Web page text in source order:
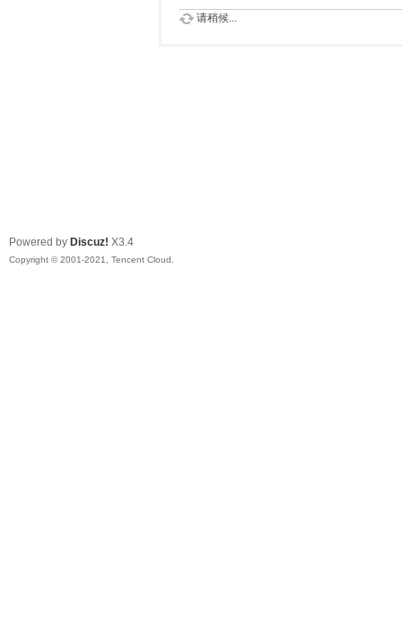
请稍候...
Powered by Discuz! X3.4
Copyright © 2001-2021, Tencent Cloud.